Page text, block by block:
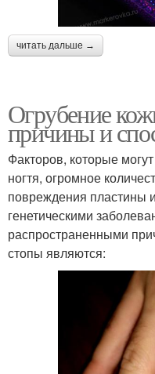
читать дальше →
Огрубение
причины и
Факторов, которые
ногтя, огромное
повреждения пластины
генетическими
распространенными
стопы являются: